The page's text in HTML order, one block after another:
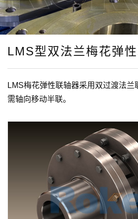
LMS型双法兰梅花弹
LMS梅花弹性联轴器采用双过渡法
需轴向移动半联。